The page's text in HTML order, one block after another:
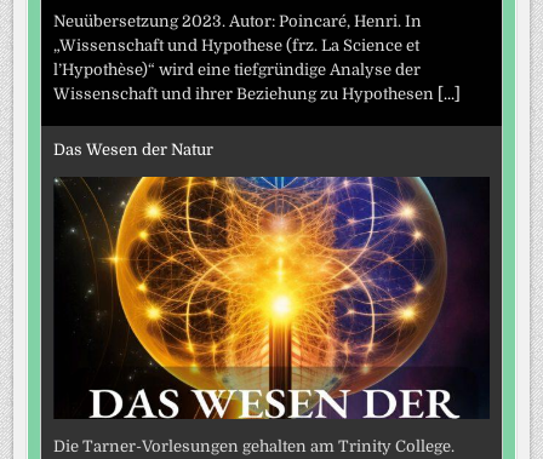
Neuübersetzung 2023. Autor: Poincaré, Henri. In
„Wissenschaft und Hypothese (frz. La Science et
l’Hypothèse)“ wird eine tiefgründige Analyse der
Wissenschaft und ihrer Beziehung zu Hypothesen
[...]
Das Wesen der Natur
Die Tarner-Vorlesungen gehalten am Trinity College.